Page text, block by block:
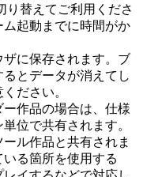
り替えてご利用くださ
起動までに時間がか
に保存されます。ブ
とデータが消えてし
ださい。
作品の場合は、仕様
位で共有されます。
ル作品と共有されま
る箇所を使用する